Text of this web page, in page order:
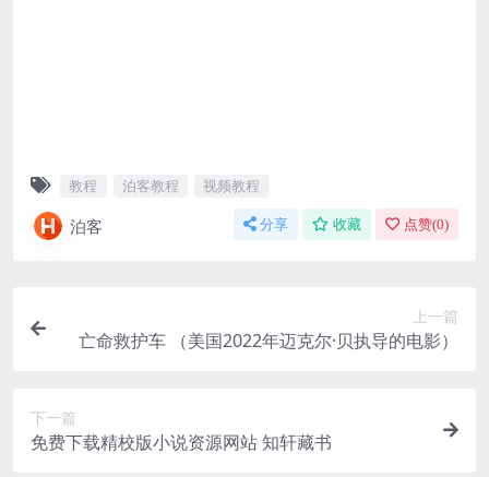
教程 泊客教程 视频教程
泊客 分享 收藏 点赞(0)
上一篇
亡命救护车 （美国2022年迈克尔·贝执导的电影）
下一篇
免费下载精校版小说资源网站 知轩藏书